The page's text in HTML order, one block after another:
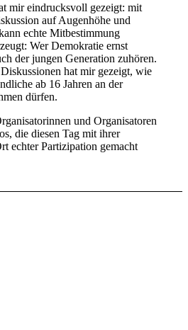
mir eindrucksvoll gezeigt: mit
auf Augenhöhe und
echte Mitbestimmung
Wer Demokratie ernst
der jungen Generation zuhören.
hat mir gezeigt, wie
ab 16 Jahren an der
dürfen.
und Organisatoren
die diesen Tag mit ihrer
echter Partizipation gemacht